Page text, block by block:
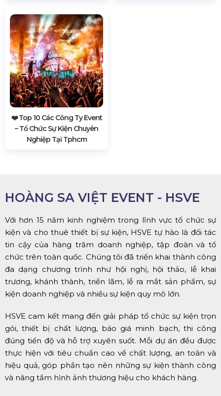
❤️️ Top 10 Các Công Ty Event
– Tổ Chức Sự Kiện Chuyên
Nghiệp Tại Tphcm
HOÀNG SA VIỆT EVENT - HSVE
Với hơn 15 năm kinh nghiệm trong lĩnh vực tổ chức sự
kiện và cho thuê thiết bị sự kiện, HSVE tự hào là đối tác
tin cậy của hàng trăm doanh nghiệp, tập đoàn và tổ
chức trên toàn quốc. Chúng tôi đã triển khai thành công
đa dạng chương trình như hội nghị, hội thảo, lễ khai
trương, khánh thành, triển lãm, lễ ra mắt sản phẩm, sự
kiện doanh nghiệp và nhiều sự kiện quy mô lớn.
HSVE cam kết mang đến giải pháp tổ chức sự kiện trọn
gói, thiết bị chất lượng, báo giá minh bạch, thi công
đúng tiến độ và hỗ trợ xuyên suốt. Mỗi dự án đều được
thực hiện với tiêu chuẩn cao về chất lượng, an toàn và
hiệu quả, góp phần tạo nên những sự kiện thành công
và nâng tầm hình ảnh thương hiệu cho khách hàng.